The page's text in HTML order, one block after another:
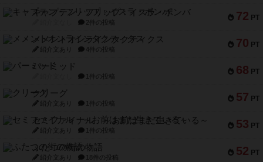
72 PT
キャプテン・フリップ：イスラ・ボンバ
2件の投稿
70 PT
メメントオンラインタクティクス
紹介文あり 4件の投稿
68 PT
パーミッド
1件の投稿
57 PT
クリーグ
紹介文あり 1件の投稿
53 PT
セミファイナル ～お前はまだ生きている～
紹介文あり 1件の投稿
52 PT
ふたつの街の物語
紹介文あり 18件の投稿